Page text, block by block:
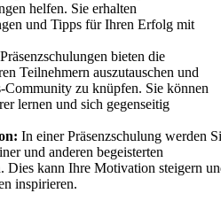
helfen. Sie erhalten
und Tipps für Ihren Erfolg mit
Präsenzschulungen bieten die
Teilnehmern auszutauschen und
Community zu knüpfen. Sie können
lernen und sich gegenseitig
In einer Präsenzschulung werden
und anderen begeisterten
Dies kann Ihre Motivation steigern
inspirieren.